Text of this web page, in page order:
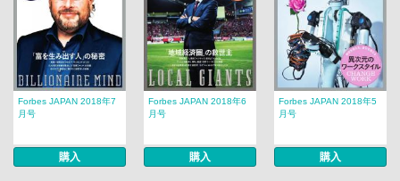
Forbes JAPAN 2018年7
月号
購入
Forbes JAPAN 2018年6
月号
購入
Forbes JAPAN 2018年5
月号
購入